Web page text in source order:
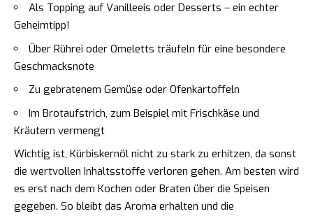
Als Topping auf Vanilleeis oder Desserts – ein echter
Geheimtipp!
Über Rührei oder Omeletts träufeln für eine besondere
Geschmacksnote
Zu gebratenem Gemüse oder Ofenkartoffeln
Im Brotaufstrich, zum Beispiel mit Frischkäse und
Kräutern vermengt
Wichtig ist, Kürbiskernöl nicht zu stark zu erhitzen, da sonst
die wertvollen Inhaltsstoffe verloren gehen. Am besten wird
es erst nach dem Kochen oder Braten über die Speisen
gegeben. So bleibt das Aroma erhalten und die